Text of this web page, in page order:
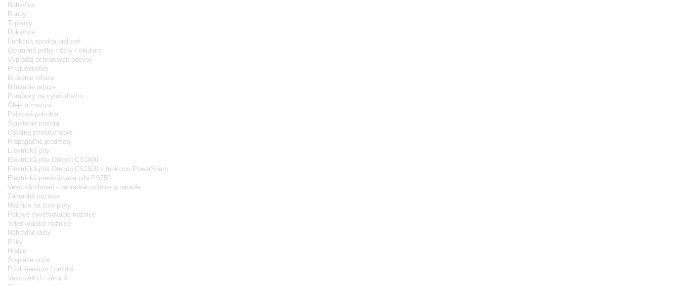
Nohavice
Bundy
Topánky
Rukavice
Funkčná spodná bielizeň
Ochranné prilby / štíty / okuliare
Výpredaj ochranných odevov
Príslušenstvo
Brúsenie reťaze
Nitovanie reťaze
Pomôcky na výrub drevín
Oleje a mazivá
Palivové potrubia
Spustenie motora
Ostatné príslušenstvo
Propagačné predmety
Elektrické píly
Elektrická píla Oregon CS1400
Elektrická píla Oregon CS1500 s funkciou PowerSharp
Elektrická prerezávacia píla PS750
Vesco/Archman - záhradné nožnice a náradie
Zahradné nožnice
Nožnice na živé ploty
Pákové vyvetvovacie nožnice
Teleskopické nožnice
Náhradné diely
Pílky
Hrable
Štepiace nože
Príslušenstvo / puzdrá
Vesco AKU - séria X